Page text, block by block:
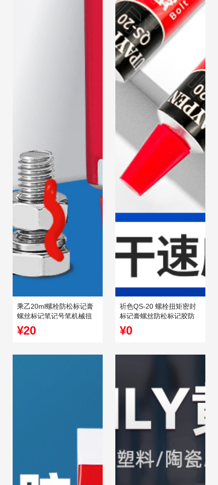
乘乙20ml螺栓防松标记膏
螺丝标记笔记号笔机械扭
矩标记胶标记漆
¥20
祈色QS-20 螺栓扭矩密封
标记膏螺丝防松标记胶防
松记号笔顺丰包邮
¥0